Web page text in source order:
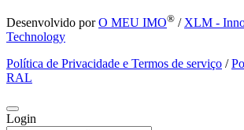
Desenvolvido porO MEU IMO® / XLM -
Technology
Política de Privacidade e Termos de serviço /
RAL
Login